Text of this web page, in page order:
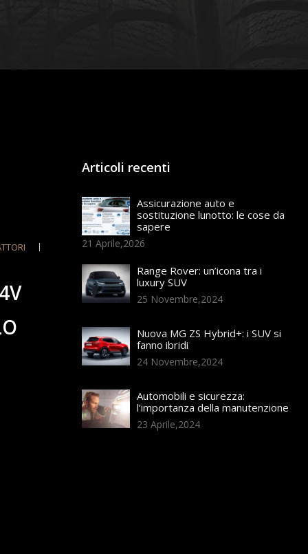
Articoli recenti
Assicurazione auto e
sostituzione lunotto: le cose da
sapere
21 Aprile,2026
Range Rover: un’icona tra i
luxury SUV
25 Novembre,2024
Nuova MG ZS Hybrid+: i SUV si
fanno ibridi
24 Novembre,2024
Automobili e sicurezza:
l’importanza della manutenzione
23 Aprile,2024